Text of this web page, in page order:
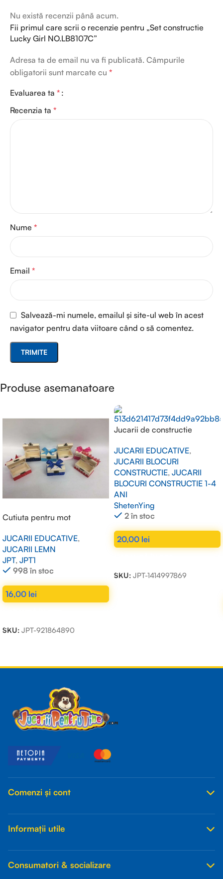
Nu există recenzii până acum.
Fii primul care scrii o recenzie pentru „Set constructie
Lucky Girl NO.LB8107C”
Adresa ta de email nu va fi publicată. Câmpurile
obligatorii sunt marcate cu *
Evaluarea ta *
Recenzia ta *
Nume *
Email *
Salvează-mi numele, emailul și site-ul web în acest
navigator pentru data viitoare când o să comentez.
Produse asemanatoare
Cutiuta pentru mot
JUCARII EDUCATIVE,
JUCARII LEMN
JPT, JPT1
998 în stoc
16,00 lei
SKU: JPT-921864890
Jucarii de constructie
JUCARII EDUCATIVE,
JUCARII BLOCURI
CONSTRUCTIE, JUCARII
BLOCURI CONSTRUCTIE 1-4
ANI
ShetenYing
2 în stoc
20,00 lei
SKU: JPT-1414997869
Comenzi și cont
Informații utile
Consumatori & socializare